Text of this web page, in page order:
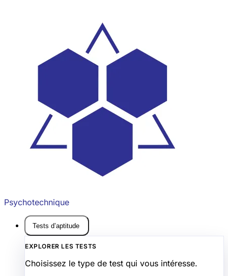
Psychotechnique
Tests d’aptitude
EXPLORER LES TESTS
Choisissez le type de test qui vous intéresse.